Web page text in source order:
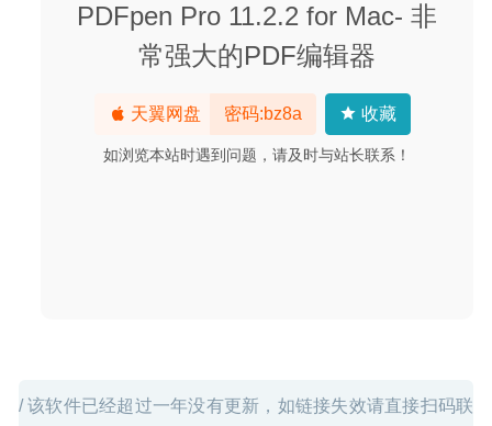
PDFpen Pro 11.2.2 for Mac- 非
常强大的PDF编辑器
天翼网盘 密码:bz8a 收藏
如浏览本站时遇到问题，请及时与站长联系！
/ 该软件已经超过一年没有更新，如链接失效请直接扫码联
Betterzip 5.0.1 中文版-优秀的压缩解压工具 2020-06-24
Pixelmator Pro 1.8 中文版-替代Photoshop的图片处理软件
HandBrake 1.3.1 for Mac版-功能强大的视频压缩及格式转
2020-03-13